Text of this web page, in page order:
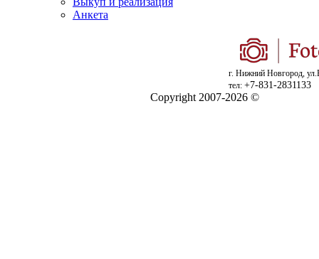
Анкета
г. Нижний Новгород,
тел: +7-831-2831133
Copyright 2007-2026 ©